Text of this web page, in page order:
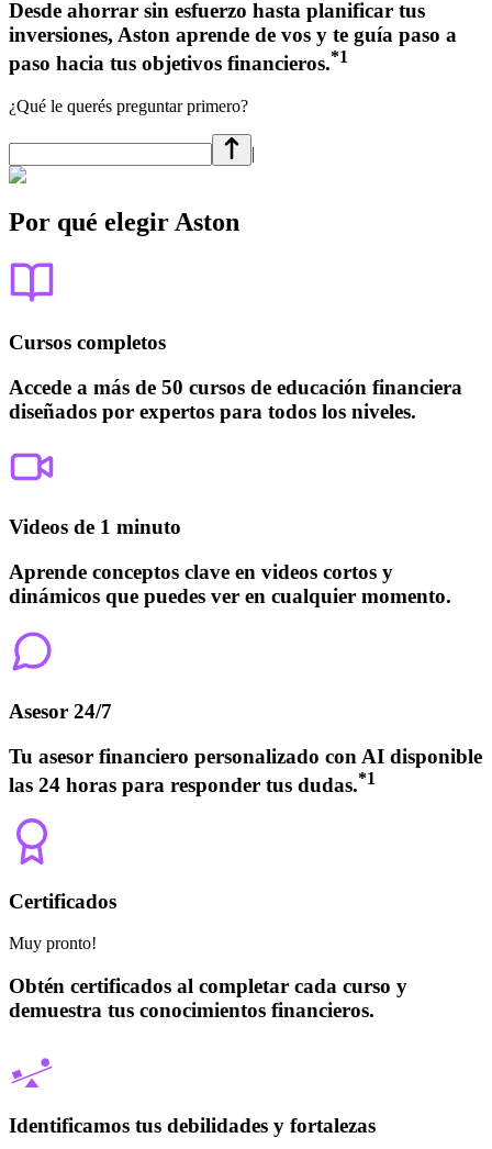
Desde ahorrar sin esfuerzo hasta planificar tus
inversiones, Aston aprende de vos y te guía paso a
paso hacia tus objetivos financieros.*1
¿Qué le querés preguntar primero?
|
Por qué elegir Aston
Cursos completos
Accede a más de 50 cursos de educación financiera
diseñados por expertos para todos los niveles.
Videos de 1 minuto
Aprende conceptos clave en videos cortos y
dinámicos que puedes ver en cualquier momento.
Asesor 24/7
Tu asesor financiero personalizado con AI disponible
las 24 horas para responder tus dudas.*1
Certificados
Muy pronto!
Obtén certificados al completar cada curso y
demuestra tus conocimientos financieros.
Identificamos tus debilidades y fortalezas